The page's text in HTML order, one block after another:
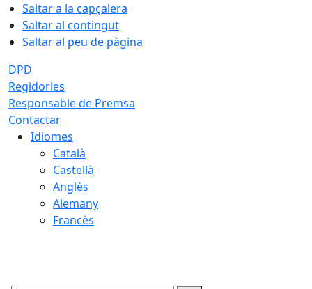
Saltar a la capçalera
Saltar al contingut
Saltar al peu de pàgina
DPD
Regidories
Responsable de Premsa
Contactar
Idiomes
Català
Castellà
Anglès
Alemany
Francès